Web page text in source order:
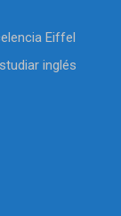
Eiffel
inglés